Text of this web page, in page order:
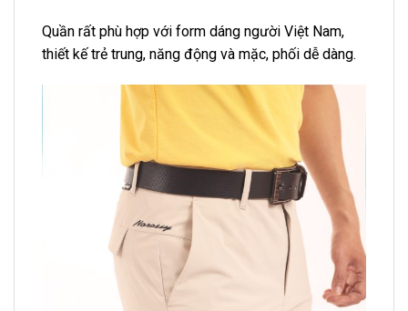
Quần rất phù hợp với form dáng người Việt Nam,
thiết kế trẻ trung, năng động và mặc, phối dễ dàng.